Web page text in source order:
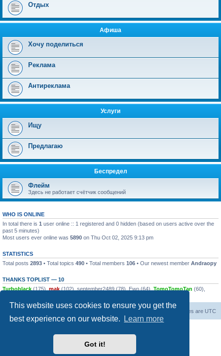
This website uses cookies to ensure you get the
best experience on our website.
Learn more
Got it!
Отдых
Афиша
Хочу поделиться
Реклама
Антиреклама
Услуги
Ищу
Предлагаю
Беспредел
Флейм
Здесь не работает счётчик сообщений
WHO IS ONLINE
In total there is 1 user online :: 1 registered and 0 hidden (based on users active over the
past 5 minutes)
Most users ever online was 5890 on Thu Oct 02, 2025 9:13 pm
STATISTICS
Total posts 2893 • Total topics 490 • Total members 106 • Our newest member Andraopy
THANKS TOPLIST — 10
Turboblack (175), mak (102), september2489 (78), Ewo (64), TomoTomoTan (60),
All times are UTC
Contact us
· All rights reserved